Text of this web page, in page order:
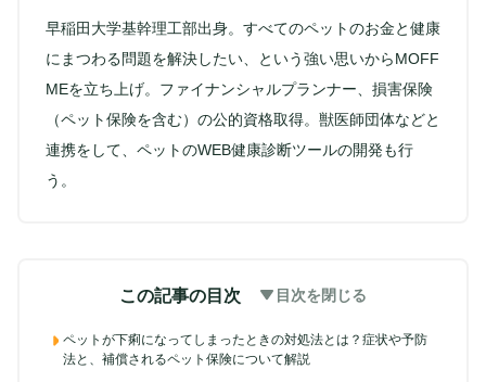
早稲田大学基幹理工部出身。すべてのペットのお金と健康
にまつわる問題を解決したい、という強い思いからMOFF
MEを立ち上げ。ファイナンシャルプランナー、損害保険
（ペット保険を含む）の公的資格取得。獣医師団体などと
連携をして、ペットのWEB健康診断ツールの開発も行
う。
この記事の目次 目次を閉じる
ペットが下痢になってしまったときの対処法とは？症状や予防
法と、補償されるペット保険について解説